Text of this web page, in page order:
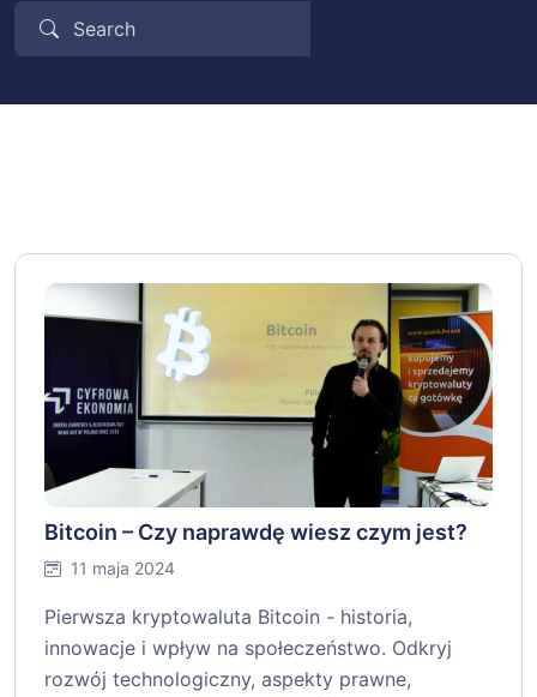
Bitcoin – Czy naprawdę wiesz czym jest?
11 maja 2024
Pierwsza kryptowaluta Bitcoin - historia,
innowacje i wpływ na społeczeństwo. Odkryj
rozwój technologiczny, aspekty prawne,